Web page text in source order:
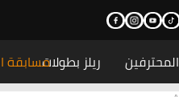
المحترفين ريلز بطولاتمسابقة